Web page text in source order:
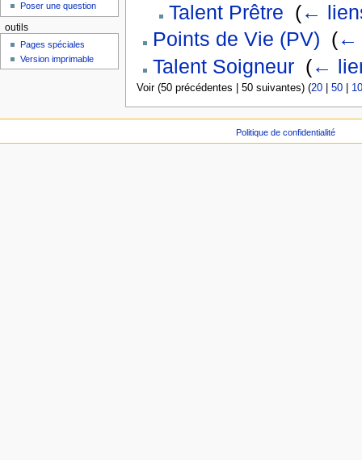
Talent Prêtre (←
Points de Vie (PV) (←
Talent Soigneur‎ (←
Voir (50 précédentes | 50 suivantes) (20| 50|
Poser une question
outils
Pages spéciales
Version imprimable
Politique de confidentialité